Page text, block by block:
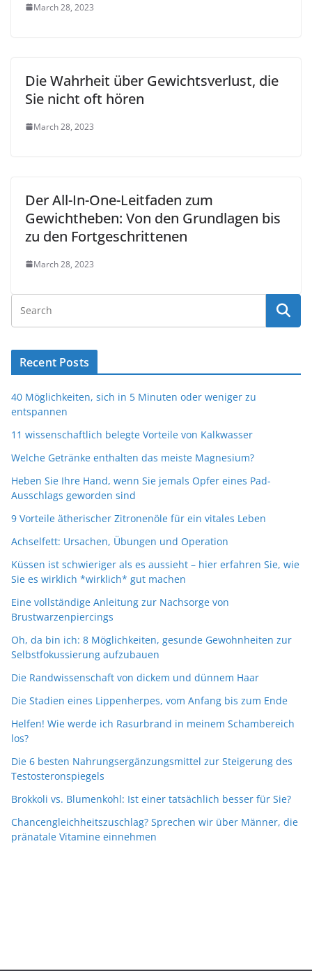
March 28, 2023
Die Wahrheit über Gewichtsverlust, die
Sie nicht oft hören
March 28, 2023
Der All-In-One-Leitfaden zum
Gewichtheben: Von den Grundlagen bis
zu den Fortgeschrittenen
March 28, 2023
Recent Posts
40 Möglichkeiten, sich in 5 Minuten oder weniger zu
entspannen
11 wissenschaftlich belegte Vorteile von Kalkwasser
Welche Getränke enthalten das meiste Magnesium?
Heben Sie Ihre Hand, wenn Sie jemals Opfer eines Pad-
Ausschlags geworden sind
9 Vorteile ätherischer Zitronenöle für ein vitales Leben
Achselfett: Ursachen, Übungen und Operation
Küssen ist schwieriger als es aussieht – hier erfahren Sie, wie
Sie es wirklich *wirklich* gut machen
Eine vollständige Anleitung zur Nachsorge von
Brustwarzenpiercings
Oh, da bin ich: 8 Möglichkeiten, gesunde Gewohnheiten zur
Selbstfokussierung aufzubauen
Die Randwissenschaft von dickem und dünnem Haar
Die Stadien eines Lippenherpes, vom Anfang bis zum Ende
Helfen! Wie werde ich Rasurbrand in meinem Schambereich
los?
Die 6 besten Nahrungsergänzungsmittel zur Steigerung des
Testosteronspiegels
Brokkoli vs. Blumenkohl: Ist einer tatsächlich besser für Sie?
Chancengleichheitszuschlag? Sprechen wir über Männer, die
pränatale Vitamine einnehmen